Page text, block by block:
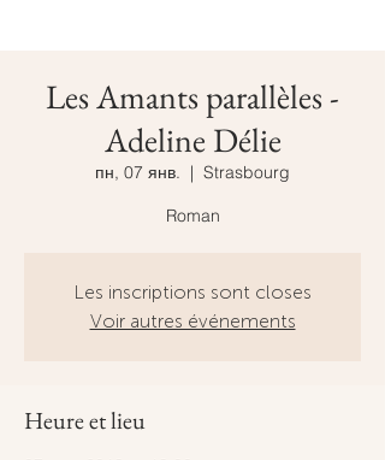
Les Amants parallèles -
Adeline Délie
пн, 07 янв.
  |
Strasbourg
Roman
Les inscriptions sont closes
Voir autres événements
Heure et lieu